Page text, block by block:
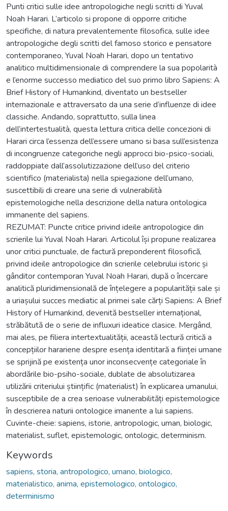
Punti critici sulle idee antropologiche negli scritti di Yuval
Noah Harari. L’articolo si propone di opporre critiche
specifiche, di natura prevalentemente filosofica, sulle idee
antropologiche degli scritti del famoso storico e pensatore
contemporaneo, Yuval Noah Harari, dopo un tentativo
analitico multidimensionale di comprendere la sua popolarità
e l’enorme successo mediatico del suo primo libro Sapiens: A
Brief History of Humankind, diventato un bestseller
internazionale e attraversato da una serie d’influenze di idee
classiche. Andando, soprattutto, sulla linea
dell’intertestualità, questa lettura critica delle concezioni di
Harari circa l’essenza dell’essere umano si basa sull’esistenza
di incongruenze categoriche negli approcci bio-psico-sociali,
raddoppiate dall’assolutizzazione dell’uso del criterio
scientifico (materialista) nella spiegazione dell’umano,
suscettibili di creare una serie di vulnerabilità
epistemologiche nella descrizione della natura ontologica
immanente del sapiens.
REZUMAT: Puncte critice privind ideile antropologice din
scrierile lui Yuval Noah Harari. Articolul își propune realizarea
unor critici punctuale, de factură preponderent filosofică,
privind ideile antropologice din scrierile celebrului istoric și
gânditor contemporan Yuval Noah Harari, după o încercare
analitică pluridimensională de înțelegere a popularității sale și
a uriașului succes mediatic al primei sale cărți Sapiens: A Brief
History of Humankind, devenită bestseller internațional,
străbătută de o serie de influxuri ideatice clasice. Mergând,
mai ales, pe filiera intertextualității, această lectură critică a
concepțiilor harariene despre esența identitară a ființei umane
se sprijină pe existența unor inconsecvențe categoriale în
abordările bio-psiho-sociale, dublate de absolutizarea
utilizării criteriului științific (materialist) în explicarea umanului,
susceptibile de a crea serioase vulnerabilități epistemologice
în descrierea naturii ontologice imanente a lui sapiens.
Cuvinte-cheie: sapiens, istorie, antropologic, uman, biologic,
materialist, suflet, epistemologic, ontologic, determinism.
Keywords
sapiens, storia, antropologico, umano, biologico,
materialistico, anima, epistemologico, ontologico,
determinismo